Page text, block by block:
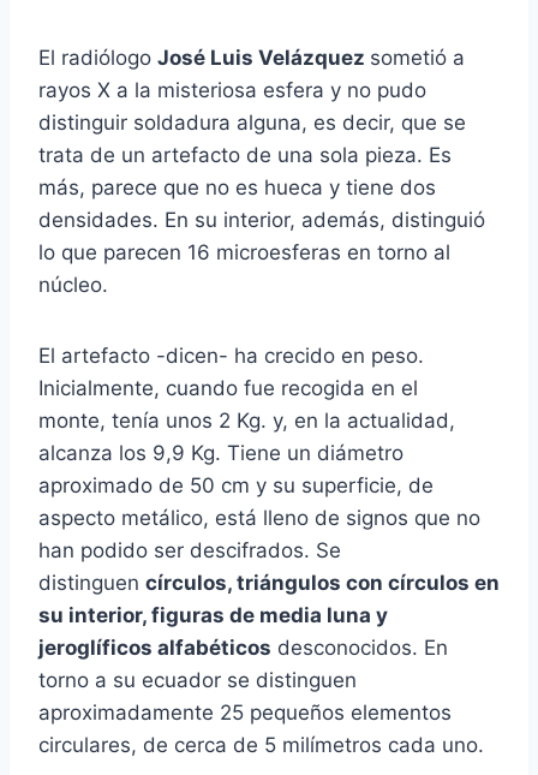
El radiólogo José Luis Velázquez sometió a
rayos X a la misteriosa esfera y no pudo
distinguir soldadura alguna, es decir, que se
trata de un artefacto de una sola pieza. Es
más, parece que no es hueca y tiene dos
densidades. En su interior, además, distinguió
lo que parecen 16 microesferas en torno al
núcleo.
El artefacto -dicen- ha crecido en peso.
Inicialmente, cuando fue recogida en el
monte, tenía unos 2 Kg. y, en la actualidad,
alcanza los 9,9 Kg. Tiene un diámetro
aproximado de 50 cm y su superficie, de
aspecto metálico, está lleno de signos que no
han podido ser descifrados. Se
distinguen círculos, triángulos con círculos en
su interior, figuras de media luna y
jeroglíficos alfabéticos desconocidos. En
torno a su ecuador se distinguen
aproximadamente 25 pequeños elementos
circulares, de cerca de 5 milímetros cada uno.